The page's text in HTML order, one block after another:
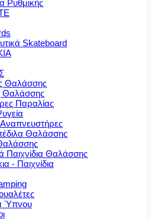
Ρυθμικής
Skateboard
Θαλάσσης
Θαλάσσης
Παραλίας
Θαλάσσης
Παιχνίδια Θαλάσσης
- Παιχνίδια
Ύπνου